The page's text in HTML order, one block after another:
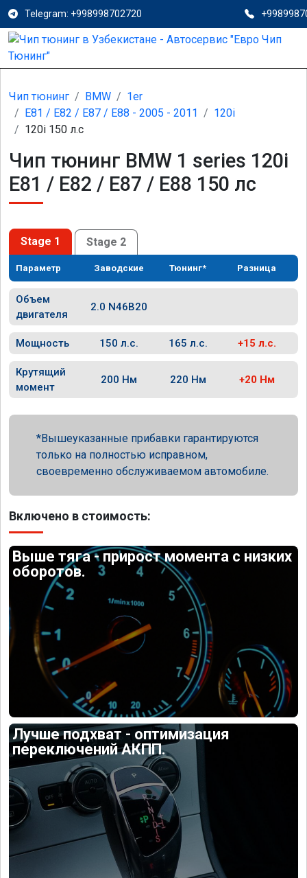
Telegram: +998998702720
Чип тюнинг BMW
1er
E81 / E82 / E87 / E88 - 2005 - 2011
120i
120i 150 л.с
Чип тюнинг BMW 1 series 120i
E81 / E82 / E87 / E88 150 лс
Stage 1 Stage 2
Параметр Заводские Тюнинг* Разница
Объем
двигателя
2.0 N46B20
Мощность 150 л.с. 165 л.с. +15 л.с.
Крутящий
момент
200 Нм 220 Нм +20 Нм
Вышеуказанные прибавки гарантируются
только на полностью исправном,
своевременно обслуживаемом автомобиле.
Включено в стоимость:
Выше тяга - прирост момента с низких
оборотов.
Лучше подхват - оптимизация
переключений АКПП.